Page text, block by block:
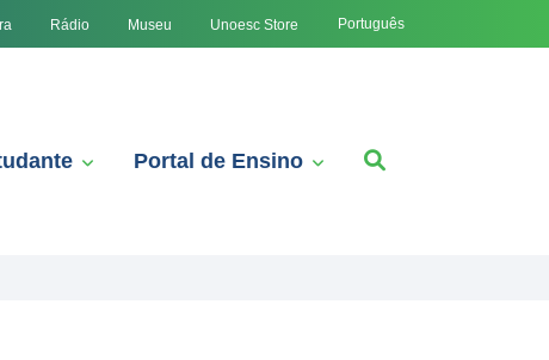
Rádio Museu Unoesc Store Português
Portal de Ensino